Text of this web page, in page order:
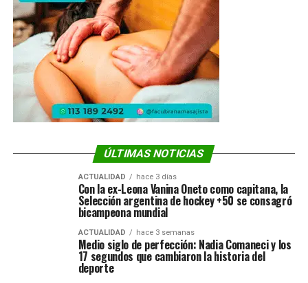
ÚLTIMAS NOTICIAS
ACTUALIDAD hace 3 días
Con la ex-Leona Vanina Oneto como capitana, la
Selección argentina de hockey +50 se consagró
bicampeona mundial
ACTUALIDAD hace 3 semanas
Medio siglo de perfección: Nadia Comaneci y los
17 segundos que cambiaron la historia del
deporte